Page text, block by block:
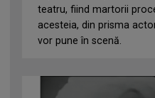
teatru, fiind martorii
acesteia, din prisma
vor pune în scenă.